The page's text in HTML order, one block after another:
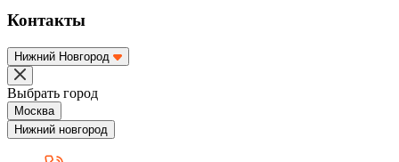
Контакты
Нижний Новгород
Выбрать город
Москва
Нижний новгород